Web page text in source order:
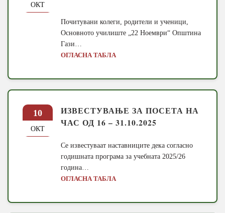
ОКТ
Почитувани колеги, родители и ученици,
Основното училиште „22 Ноември“ Општина
Гази…
ОГЛАСНА ТАБЛА
10
ОКТ
ИЗВЕСТУВАЊЕ ЗА ПОСЕТА НА
ЧАС ОД 16 – 31.10.2025
Се известуваат наставниците дека согласно
годишната програма за учебната 2025/26
година…
ОГЛАСНА ТАБЛА